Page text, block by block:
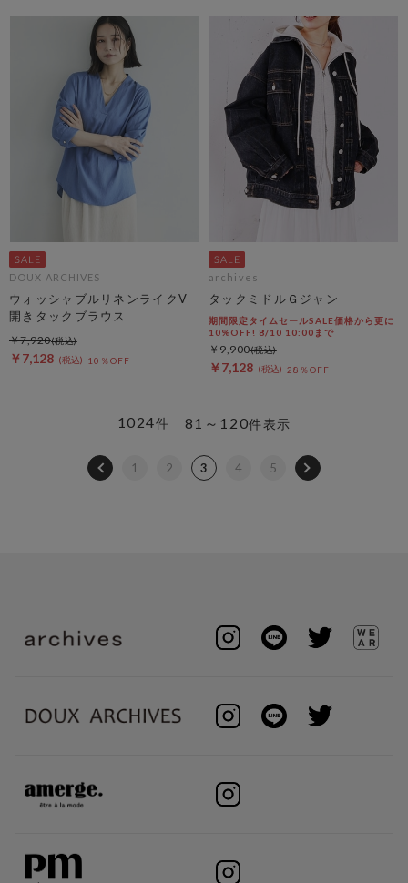
DOUX ARCHIVES
ウォッシャブルリネンライクV
開きタックブラウス
￥7,128 10％OFF
￥7,920
archives
タックミドルＧジャン
期間限定タイムセールSALE価格から更に
10%OFF! 8/10 10:00まで
￥7,128 28％OFF
￥9,900
81～120件表示
1024件
1 2 3 4 5